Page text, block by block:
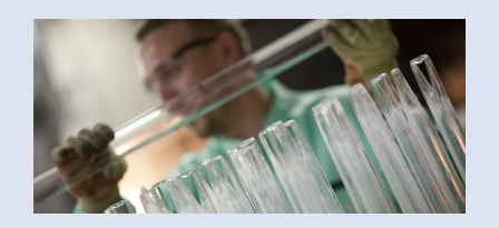
产品及解决方案 chevron_right
历程
职业 chevron_right
联系我们